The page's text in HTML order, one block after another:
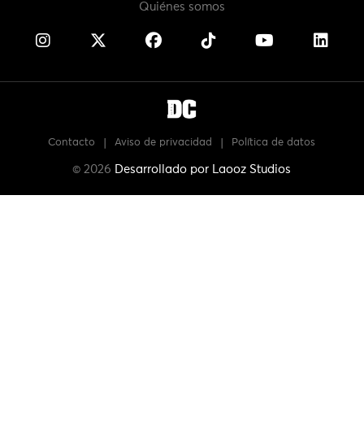
Quiénes somos
Contacto Aviso de privacidad Política de datos
© 2026 Desarrollado por Laooz Studios